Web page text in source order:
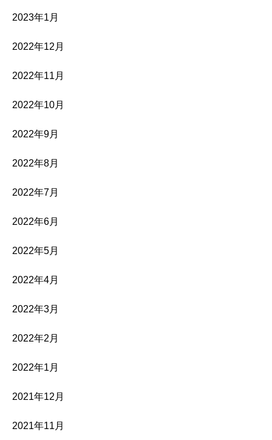
2023年1月
2022年12月
2022年11月
2022年10月
2022年9月
2022年8月
2022年7月
2022年6月
2022年5月
2022年4月
2022年3月
2022年2月
2022年1月
2021年12月
2021年11月